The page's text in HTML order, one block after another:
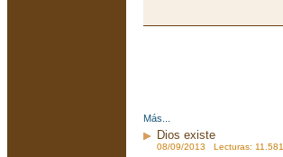
Más...
Dios existe
08/09/2013 Lecturas: 11.581